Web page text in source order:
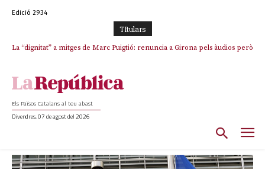
Edició 2934
TItulars
Junts exigeix que Catalunya quedi “fora” del repartiment dels menors
Els Països Catalans al teu abast
Divendres, 07 de agost del 2026